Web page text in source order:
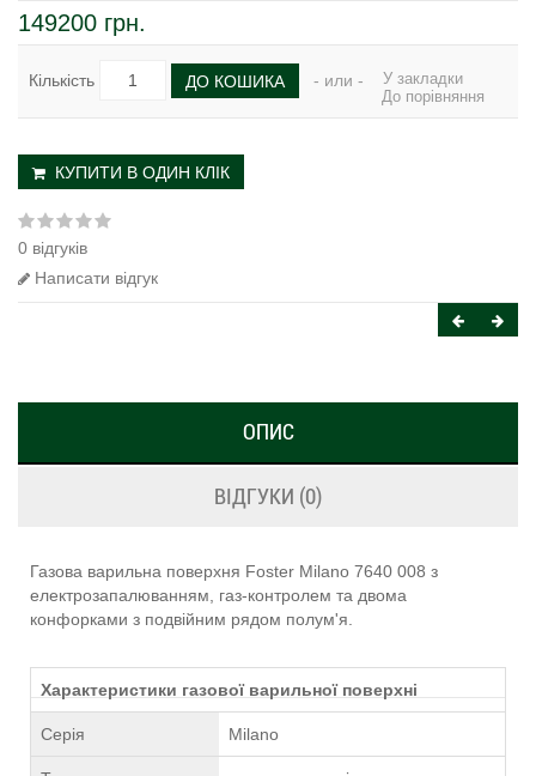
149200 грн.
Кількість ДО КОШИКА - или -
У закладки
До порівняння
КУПИТИ В ОДИН КЛІК
0 відгуків
Написати відгук
ОПИС
ВІДГУКИ (0)
Газова варильна поверхня Foster Milano 7640 008 з
електрозапалюванням, газ-контролем та двома
конфорками з подвійним рядом полум'я.
Характеристики газової варильної поверхні
Серія Milano